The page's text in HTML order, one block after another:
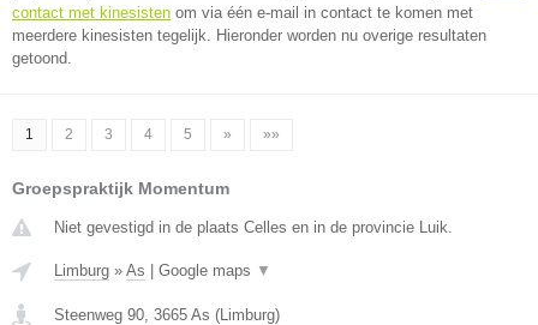
contact met kinesisten om via één e-mail in contact te komen met
meerdere kinesisten tegelijk. Hieronder worden nu overige resultaten
getoond.
1 2 3 4 5 » »»
Groepspraktijk Momentum
Niet gevestigd in de plaats Celles en in de provincie Luik.
Limburg » As Google maps ▼
Steenweg 90, 3665 As (Limburg)